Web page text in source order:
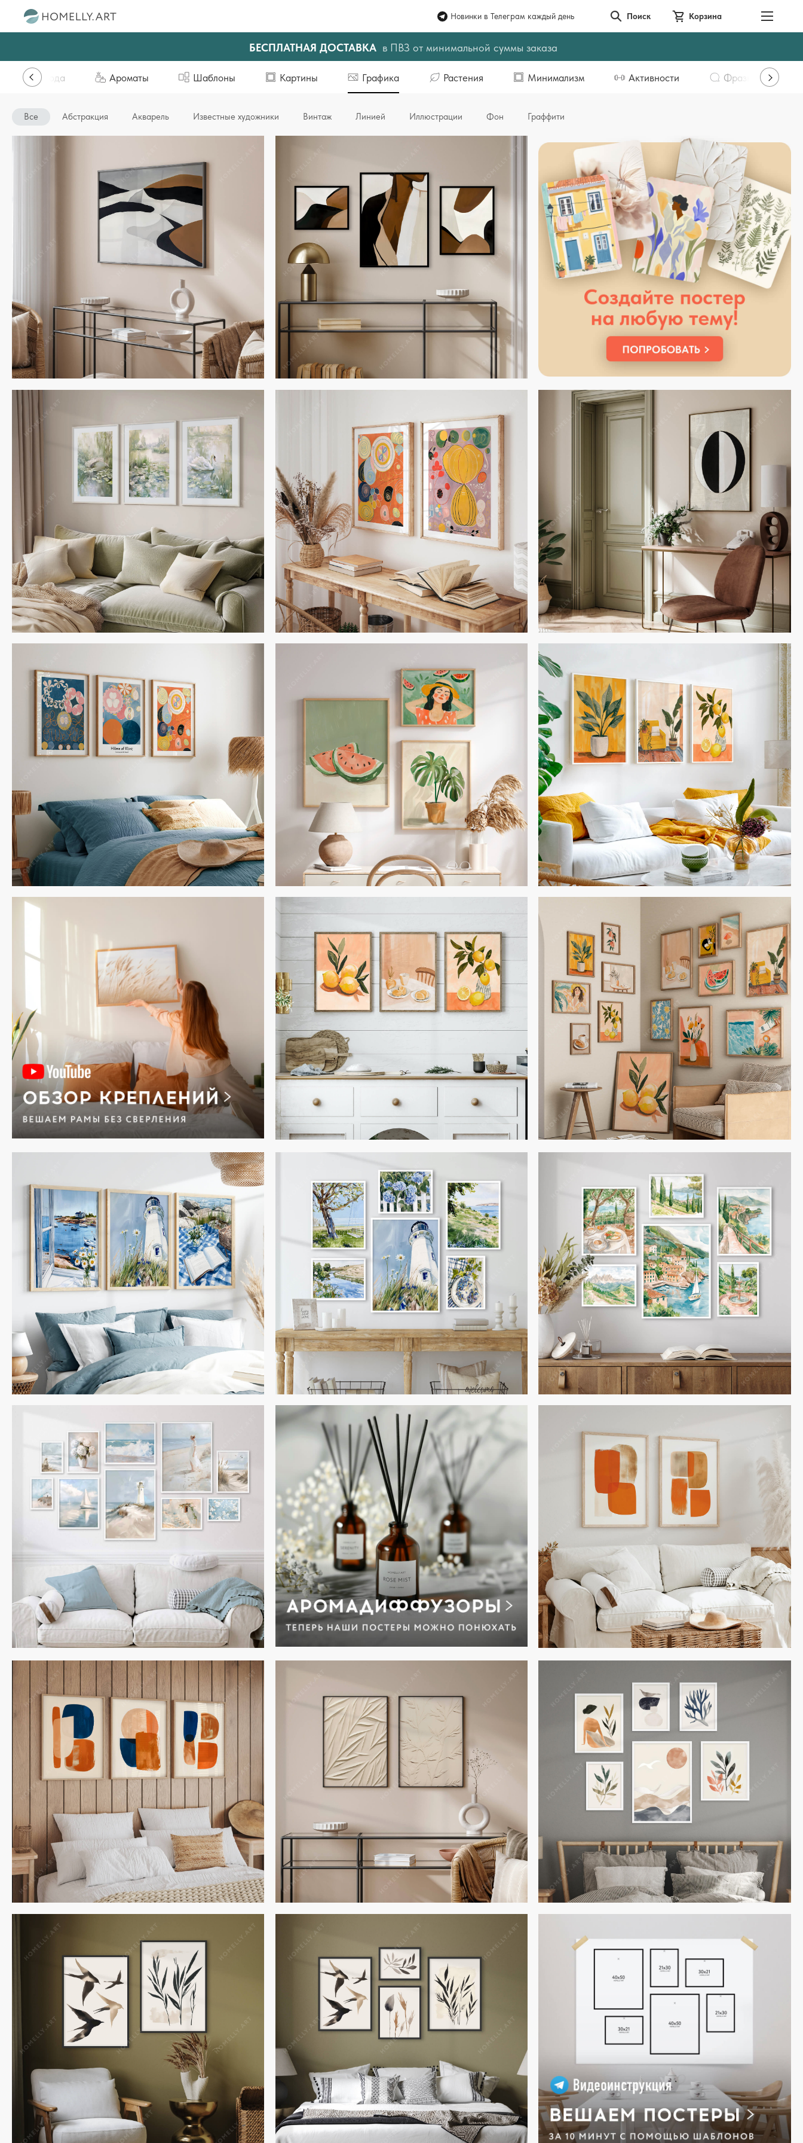
Новинки в Телеграм каждый день Поиск Корзина
БЕСПЛАТНАЯ ДОСТАВКА в ПВЗ от минимальной суммы заказа
Природа Ароматы Шаблоны Картины Графика Растения Минимализм Активности Фразы
Все Абстракция Акварель Известные художники Винтаж Линией Иллюстрации Фон Граффити